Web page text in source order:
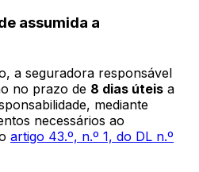
assumida a
a seguradora responsável
no prazo de 8 dias úteis a
mediante
necessários ao
artigo 43.º, n.º 1, do DL n.º